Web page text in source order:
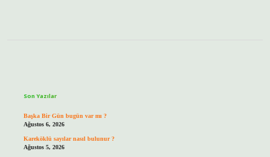
Son Yazılar
Başka Bir Gün bugün var mı ?
Ağustos 6, 2026
Kareköklü sayılar nasıl bulunur ?
Ağustos 5, 2026